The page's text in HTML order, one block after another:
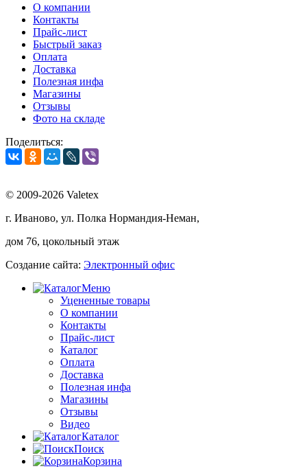
О компании
Контакты
Прайс-лист
Быстрый заказ
Оплата
Доставка
Полезная инфа
Магазины
Отзывы
Фото на складе
Поделиться:
© 2009-2026 Valetex
г. Иваново, ул. Полка Нормандия-Неман,
дом 76, цокольный этаж
Создание сайта: Электронный офис
Меню
Уцененные товары
О компании
Контакты
Прайс-лист
Каталог
Оплата
Доставка
Полезная инфа
Магазины
Отзывы
Видео
Каталог
Поиск
Корзина